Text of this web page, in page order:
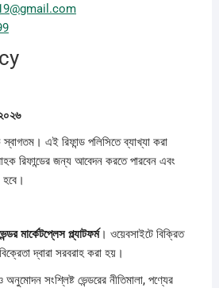
এই রিফান্ড পলিসিতে ব্যাখ্যা করা
রিফান্ডের জন্য আবেদন করতে পারবেন এবং
হবে।
মার্কেটপ্লেসপ্ল্যাটফর্ম। ওয়েবসাইটে বিক্রিত
দ্বারা সরবরাহ করা হয়।
সংশ্লিষ্ট ভেন্ডরের নীতিমালা, পণ্যের